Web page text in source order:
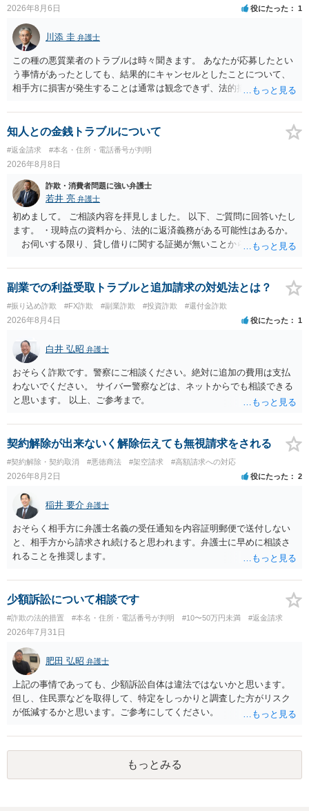
2026年8月6日 役にたった 1
川添 圭 弁護士
この種の悪質業者のトラブルは時々聞きます。 あなたが応募したとい
う事情があったとしても、結果的にキャンセルとしたことについて、
相手方に損害が発生することは通常は観念できず、法的措置を採って
ず、最寄りの消費生活センターへ相談し、連絡を無視してよいかどう
かのアドバイスを受けられることをお勧めします。しつこいようであ
れば、弁護士へ依頼して警告してもらうことも必要になるかもしれま
せん。
知人との金銭トラブルについて
#返金請求 #本名・住所・電話番号が判明
2026年8月8日
詐欺・消費者問題に強い弁護士
若井 亮 弁護士
初めまして。 ご相談内容を拝見しました。 以下、ご質問に回答いたし
ます。 ・現時点の資料から、法的に返済義務がある可能性はあるか。
お伺いする限り、貸し借りに関する証拠が無いことから、相手方が
主張や現在の資料を踏まえ、今後どのように対応するのが適切か。
贈与か消費貸借かの争いにおいては、様々な圧力をかけて回収をしよ
うとするケースも散見されます。 ご自身での対応に窮するようであ
れば、代理人を立てることもご検討ください。 ・相手へ送る回答文に
ついてアドバイスをいただけるか。 具体的な回答内容については、
一般的に無料法律相談での対応外になろうかと思います。 法律事務
所にご連絡いただき、対応の可否や費用をご確認ください。
副業での利益受取トラブルと追加請求の対処法とは？
#振り込め詐欺 #FX詐欺 #副業詐欺 #投資詐欺 #還付金詐欺
2026年8月4日 役にたった 1
白井 弘昭 弁護士
おそらく詐欺です。警察にご相談ください。絶対に追加の費用は支払
わないでください。 サイバー警察などは、ネットからでも相談できる
と思います。 以上、ご参考まで。
契約解除が出来ないく解除伝えても無視請求をされる
#契約解除・契約取消 #悪徳商法 #架空請求 #高額請求への対応
2026年8月2日 役にたった 2
稲井 要介 弁護士
おそらく相手方に弁護士名義の受任通知を内容証明郵便で送付しない
と、相手方から請求され続けると思われます。弁護士に早めに相談さ
れることを推奨します。
少額訴訟について相談です
#詐欺の法的措置 #本名・住所・電話番号が判明 #10〜50万円未満 #返金請求
2026年7月31日
肥田 弘昭 弁護士
上記の事情であっても、少額訴訟自体は違法ではないかと思います。
但し、住民票などを取得して、特定をしっかりと調査した方がリスク
が低減するかと思います。ご参考にしてください。
もっとみる